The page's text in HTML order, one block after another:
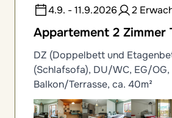
4.9. - 11.9.2026 2
Appartement 2 Zimmer
DZ (Doppelbett und
(Schlafsofa), DU/WC, EG/OG,
Balkon/Terrasse, ca. 40m²